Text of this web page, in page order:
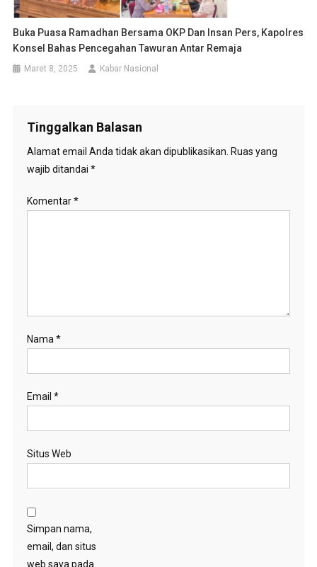
Buka Puasa Ramadhan Bersama OKP Dan Insan Pers, Kapolres
Konsel Bahas Pencegahan Tawuran Antar Remaja
Maret 8, 2025 Kabar Nasional
Tinggalkan Balasan
Alamat email Anda tidak akan dipublikasikan. Ruas yang
wajib ditandai *
Komentar*
Nama *
Email *
Situs Web
Simpan nama,
email, dan situs
web saya pada